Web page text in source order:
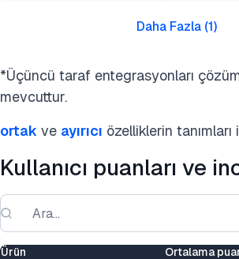
Daha Fazla (1)
*Üçüncü taraf entegrasyonları
mevcuttur.
ortak ve ayırıcı özelliklerin tanımları
Kullanıcı puanları ve
Ürün Ortalama